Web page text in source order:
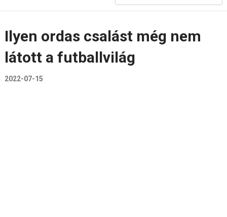
Ilyen ordas csalást még nem
látott a futballvilág
2022-07-15